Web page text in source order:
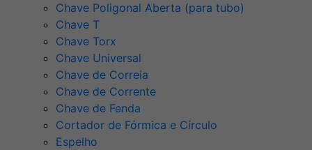
Chave Poligonal Aberta (para tubo)
Chave T
Chave Torx
Chave Universal
Chave de Correia
Chave de Corrente
Chave de Fenda
Cortador de Fórmica e Círculo
Espelho